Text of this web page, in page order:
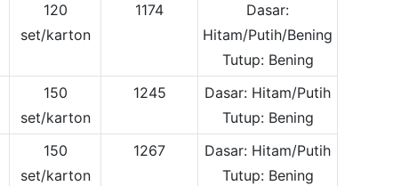
120
set/karton
1174
Dasar:
Hitam/Putih/Bening
Tutup: Bening
150
set/karton
1245
Dasar: Hitam/Putih
Tutup: Bening
150
set/karton
1267
Dasar: Hitam/Putih
Tutup: Bening